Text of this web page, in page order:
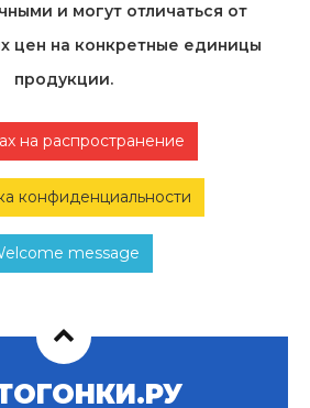
и могут отличаться от
цен на конкретные единицы
продукции.
на распространение
конфиденциальности
message